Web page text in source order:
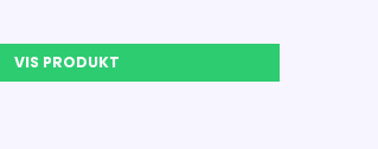
VIS PRODUKT